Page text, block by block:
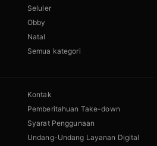
Seluler
Obby
Natal
Semua kategori
Kontak
Pemberitahuan Take-down
Syarat Penggunaan
Undang-Undang Layanan Digital